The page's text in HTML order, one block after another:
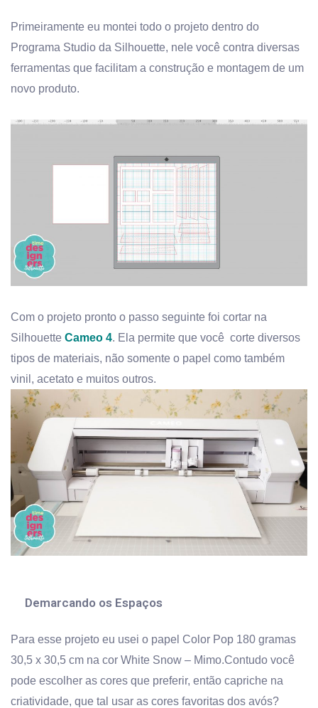
Primeiramente eu montei todo o projeto dentro do
Programa Studio da Silhouette, nele você contra diversas
ferramentas que facilitam a construção e montagem de um
novo produto.
Com o projeto pronto o passo seguinte foi cortar na
Silhouette Cameo 4. Ela permite que você corte diversos
tipos de materiais, não somente o papel como também
vinil, acetato e muitos outros.
Demarcando os Espaços
Para esse projeto eu usei o papel Color Pop 180 gramas
30,5 x 30,5 cm na cor White Snow – Mimo.Contudo você
pode escolher as cores que preferir, então capriche na
criatividade, que tal usar as cores favoritas dos avós?